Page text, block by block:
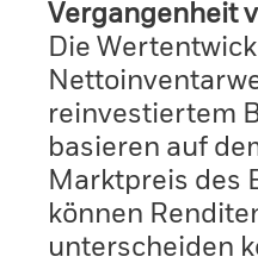
Vergangenheit
Die
reinvestiertem
basieren auf
Marktpreis des
können
unterscheiden